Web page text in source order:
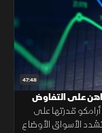
47:48
على التفاوض
قدرتها على
الأسواق الأوضاع